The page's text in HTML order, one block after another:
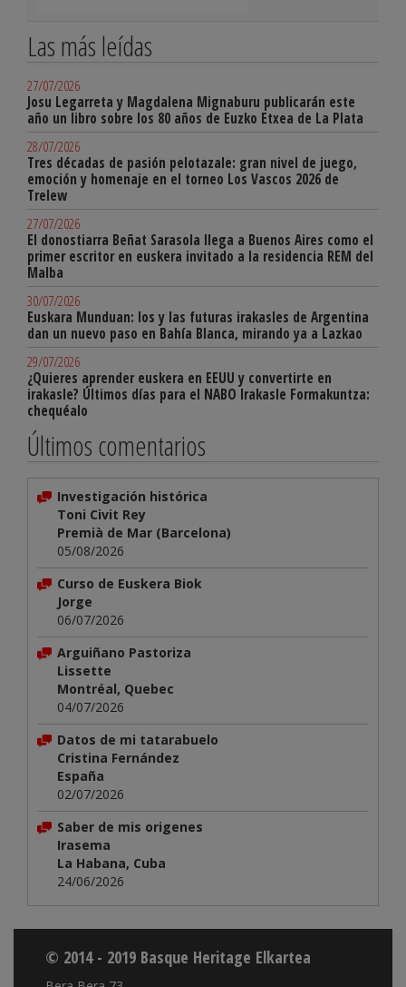
Las más leídas
27/07/2026
Josu Legarreta y Magdalena Mignaburu publicarán este
año un libro sobre los 80 años de Euzko Etxea de La Plata
28/07/2026
Tres décadas de pasión pelotazale: gran nivel de juego,
emoción y homenaje en el torneo Los Vascos 2026 de
Trelew
27/07/2026
El donostiarra Beñat Sarasola llega a Buenos Aires como el
primer escritor en euskera invitado a la residencia REM del
Malba
30/07/2026
Euskara Munduan: los y las futuras irakasles de Argentina
dan un nuevo paso en Bahía Blanca, mirando ya a Lazkao
29/07/2026
¿Quieres aprender euskera en EEUU y convertirte en
irakasle? Últimos días para el NABO Irakasle Formakuntza:
chequéalo
Últimos comentarios
Investigación histórica
Toni Civit Rey
Premià de Mar (Barcelona)
05/08/2026
Curso de Euskera Biok
Jorge
06/07/2026
Arguiñano Pastoriza
Lissette
Montréal, Quebec
04/07/2026
Datos de mi tatarabuelo
Cristina Fernández
España
02/07/2026
Saber de mis origenes
Irasema
La Habana, Cuba
24/06/2026
© 2014 - 2019 Basque Heritage Elkartea